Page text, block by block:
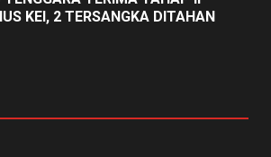
KEI, 2 TERSANGKA DITAHAN